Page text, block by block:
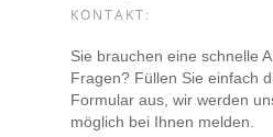
KONTAKT:
Sie brauchen eine schnelle
Fragen? Füllen Sie einfach
Formular aus, wir werden
möglich bei Ihnen melden.